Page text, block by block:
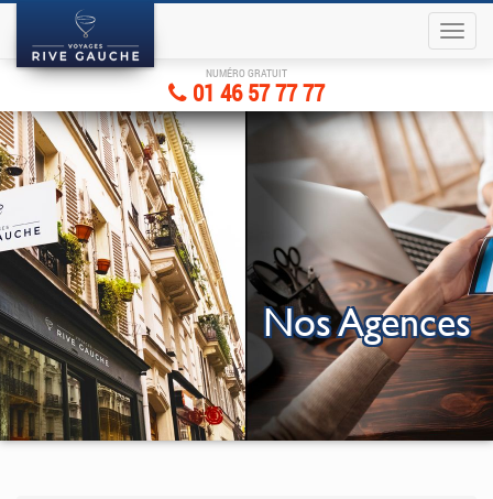
Nos Agences
NUMÉRO GRATUIT
01 46 57 77 77